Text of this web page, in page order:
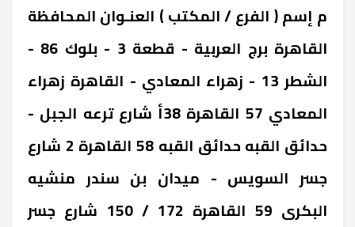
‎م إسم ( الفرع / المكتب ) العنـوان المحافظة
‎القاهرة ‎برج العربية - قطعة 3 - بلوك 86 -
الشطر 13 - زهراء المعادي - القاهرة ‎زهراء
المعادي 57 ‎القاهرة ‎38أ شارع ترعه الجبل -
حدائق القبه ‎حدائق القبه 58 ‎القاهرة ‎2 شارع
جسر السويس - ميدان بن سندر ‎منشيه
البكرى 59 ‎القاهرة ‎150 / 172 شارع جسر